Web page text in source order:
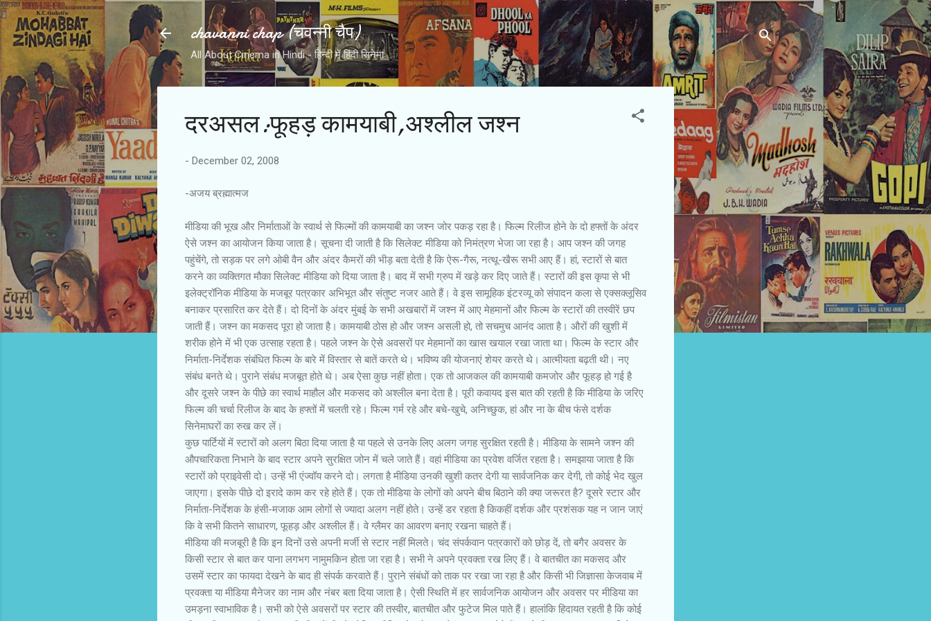
Skip to main content
chavanni chap (चवन्नी चैप)
All About Cinema in Hindi - हिन्दी में हिंदी सिनेमा
दरअसल:फूहड़ कामयाबी,अश्लील जश्न
- December 02, 2008
-अजय ब्रह्मात्मज
मीडिया की भूख और निर्माताओं के स्वार्थ से फिल्मों की कामयाबी का जश्न जोर पकड़ रहा है। फिल्म रिलीज होने के दो हफ्तों के अंदर
ऐसे जश्न का आयोजन किया जाता है। सूचना दी जाती है कि सिलेक्ट मीडिया को निमंत्रण भेजा जा रहा है। आप जश्न की जगह
पहुंचेंगे, तो सड़क पर लगे ओबी वैन और अंदर कैमरों की भीड़ बता देती है कि ऐरू-गैरू, नत्थू-खैरू सभी आए हैं। हां, स्टारों से बात
करने का व्यक्तिगत मौका सिलेक्ट मीडिया को दिया जाता है। बाद में सभी ग्रुप में खड़े कर दिए जाते हैं। स्टारों की इस कृपा से भी
इलेक्ट्रॉनिक मीडिया के मजबूर पत्रकार अभिभूत और संतुष्ट नजर आते हैं। वे इस सामूहिक इंटरव्यू को संपादन कला से एक्सक्लूसिव
बनाकर प्रसारित कर देते हैं। दो दिनों के अंदर मुंबई के सभी अखबारों में जश्न में आए मेहमानों और फिल्म के स्टारों की तस्वीरें छप
जाती हैं। जश्न का मकसद पूरा हो जाता है। कामयाबी ठोस हो और जश्न असली हो, तो सचमुच आनंद आता है। औरों की खुशी में
शरीक होने में भी एक उत्साह रहता है। पहले जश्न के ऐसे अवसरों पर मेहमानों का खास खयाल रखा जाता था। फिल्म के स्टार और
निर्माता-निर्देशक संबंधित फिल्म के बारे में विस्तार से बातें करते थे। भविष्य की योजनाएं शेयर करते थे। आत्मीयता बढ़ती थी। नए
संबंध बनते थे। पुराने संबंध मजबूत होते थे। अब ऐसा कुछ नहीं होता। एक तो आजकल की कामयाबी कमजोर और फूहड़ हो गई है
और दूसरे जश्न के पीछे का स्वार्थ माहौल और मकसद को अश्लील बना देता है। पूरी कवायद इस बात की रहती है कि मीडिया के जरिए
फिल्म की चर्चा रिलीज के बाद के हफ्तों में चलती रहे। फिल्म गर्म रहे और बचे-खुचे, अनिच्छुक, हां और ना के बीच फंसे दर्शक
सिनेमाघरों का रुख कर लें।
कुछ पार्टियों में स्टारों को अलग बिठा दिया जाता है या पहले से उनके लिए अलग जगह सुरक्षित रहती है। मीडिया के सामने जश्न की
औपचारिकता निभाने के बाद स्टार अपने सुरक्षित जोन में चले जाते हैं। वहां मीडिया का प्रवेश वर्जित रहता है। समझाया जाता है कि
स्टारों को प्राइवेसी दो। उन्हें भी एंज्वॉय करने दो। लगता है मीडिया उनकी खुशी कतर देगी या सार्वजनिक कर देगी, तो कोई भेद खुल
जाएगा। इसके पीछे दो इरादे काम कर रहे होते हैं। एक तो मीडिया के लोगों को अपने बीच बिठाने की क्या जरूरत है? दूसरे स्टार और
निर्माता-निर्देशक के हंसी-मजाक आम लोगों से ज्यादा अलग नहीं होते। उन्हें डर रहता है किकहीं दर्शक और प्रशंसक यह न जान जाएं
कि वे सभी कितने साधारण, फूहड़ और अश्लील हैं। वे ग्लैमर का आवरण बनाए रखना चाहते हैं।
मीडिया की मजबूरी है कि इन दिनों उसे अपनी मर्जी से स्टार नहीं मिलते। चंद संपर्कवान पत्रकारों को छोड़ दें, तो बगैर अवसर के
किसी स्टार से बात कर पाना लगभग नामुमकिन होता जा रहा है। सभी ने अपने प्रवक्ता रख लिए हैं। वे बातचीत का मकसद और
उसमें स्टार का फायदा देखने के बाद ही संपर्क करवाते हैं। पुराने संबंधों को ताक पर रखा जा रहा है और किसी भी जिज्ञासा केजवाब में
प्रवक्ता या मीडिया मैनेजर का नाम और नंबर बता दिया जाता है। ऐसी स्थिति में हर सार्वजनिक आयोजन और अवसर पर मीडिया का
उमड़ना स्वाभाविक है। सभी को ऐसे अवसरों पर स्टार की तस्वीर, बातचीत और फुटेज मिल पाते हैं। हालांकि हिदायत रहती है कि कोई